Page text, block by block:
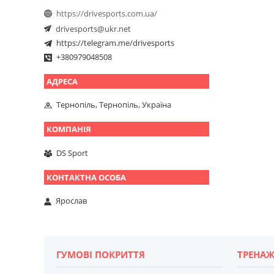
https://drivesports.com.ua/
drivesports@ukr.net
https://telegram.me/drivesports
+380979048508
Тернопіль, Тернопіль, Україна
DS Sport
Ярослав
ГУМОВІ ПОКРИТТЯ